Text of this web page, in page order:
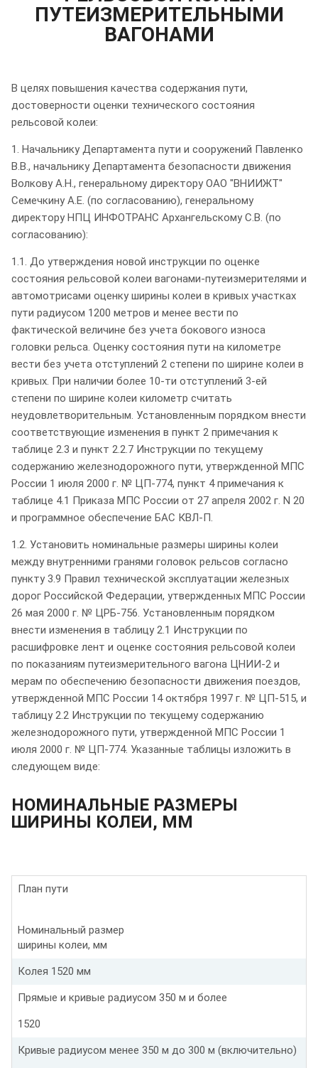
ПУТЕИЗМЕРИТЕЛЬНЫМИ
ВАГОНАМИ
В целях повышения качества содержания пути,
достоверности оценки технического состояния
рельсовой колеи:
1. Начальнику Департамента пути и сооружений Павленко
В.В., начальнику Департамента безопасности движения
Волкову А.Н., генеральному директору ОАО "ВНИИЖТ"
Семечкину А.Е. (по согласованию), генеральному
директору НПЦ ИНФОТРАНС Архангельскому С.В. (по
согласованию):
1.1. До утверждения новой инструкции по оценке
состояния рельсовой колеи вагонами-путеизмерителями и
автомотрисами оценку ширины колеи в кривых участках
пути радиусом 1200 метров и менее вести по
фактической величине без учета бокового износа
головки рельса. Оценку состояния пути на километре
вести без учета отступлений 2 степени по ширине колеи в
кривых. При наличии более 10-ти отступлений 3-ей
степени по ширине колеи километр считать
неудовлетворительным. Установленным порядком внести
соответствующие изменения в пункт 2 примечания к
таблице 2.3 и пункт 2.2.7 Инструкции по текущему
содержанию железнодорожного пути, утвержденной МПС
России 1 июля 2000 г. № ЦП-774, пункт 4 примечания к
таблице 4.1 Приказа МПС России от 27 апреля 2002 г. N 20
и программное обеспечение БАС КВЛ-П.
1.2. Установить номинальные размеры ширины колеи
между внутренними гранями головок рельсов согласно
пункту 3.9 Правил технической эксплуатации железных
дорог Российской Федерации, утвержденных МПС России
26 мая 2000 г. № ЦРБ-756. Установленным порядком
внести изменения в таблицу 2.1 Инструкции по
расшифровке лент и оценке состояния рельсовой колеи
по показаниям путеизмерительного вагона ЦНИИ-2 и
мерам по обеспечению безопасности движения поездов,
утвержденной МПС России 14 октября 1997 г. № ЦП-515, и
таблицу 2.2 Инструкции по текущему содержанию
железнодорожного пути, утвержденной МПС России 1
июля 2000 г. № ЦП-774. Указанные таблицы изложить в
следующем виде:
НОМИНАЛЬНЫЕ РАЗМЕРЫ
ШИРИНЫ КОЛЕИ, ММ
План пути
Номинальный размер
ширины колеи, мм
Колея 1520 мм
Прямые и кривые радиусом 350 м и более
1520
Кривые радиусом менее 350 м до 300 м (включительно)